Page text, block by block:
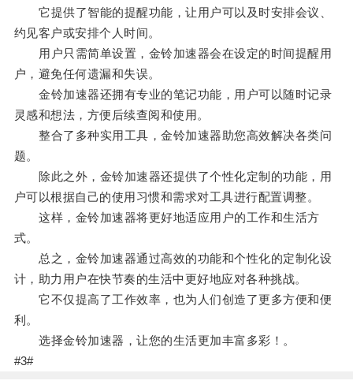
它提供了智能的提醒功能，让用户可以及时安排会议、
约见客户或安排个人时间。
用户只需简单设置，金铃加速器会在设定的时间提醒用
户，避免任何遗漏和失误。
金铃加速器还拥有专业的笔记功能，用户可以随时记录
灵感和想法，方便后续查阅和使用。
整合了多种实用工具，金铃加速器助您高效解决各类问
题。
除此之外，金铃加速器还提供了个性化定制的功能，用
户可以根据自己的使用习惯和需求对工具进行配置调整。
这样，金铃加速器将更好地适应用户的工作和生活方
式。
总之，金铃加速器通过高效的功能和个性化的定制化设
计，助力用户在快节奏的生活中更好地应对各种挑战。
它不仅提高了工作效率，也为人们创造了更多方便和便
利。
选择金铃加速器，让您的生活更加丰富多彩！。
#3#